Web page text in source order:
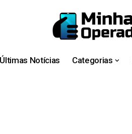
Últimas Notícias Categorias